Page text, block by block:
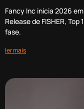
Fancy Inc inicia 2026
Release de FISHER,
fase.
ler mais